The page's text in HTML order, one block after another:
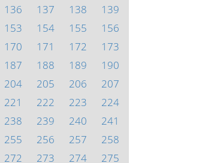
136 137 138
139
153 154 155
156
170 171 172
173
187 188 189
190
204 205 206
207
221 222 223
224
238 239 240
241
255 256 257
258
272 273 274 275